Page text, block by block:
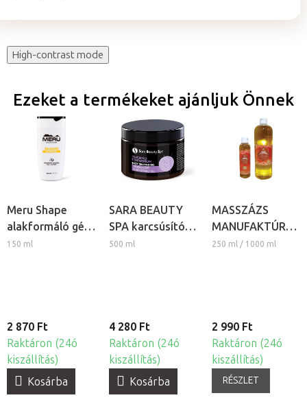
High-contrast mode
Ezeket a termékeket ajánljuk Önnek
Meru Shape
alakformáló gél -
Chili és Koffein
150 ml
2 870 Ft
Raktáron (24ó
kiszállítás)
Kosárba
SARA BEAUTY
SPA karcsúsító
masszázs gél -
500 ml
4 280 Ft
Raktáron (24ó
kiszállítás)
Kosárba
MASSZÁZS
MANUFAKTÚRA
természetes
250 ml / 1000 ml
2 990 Ft
Raktáron (24ó
kiszállítás)
RÉSZLET